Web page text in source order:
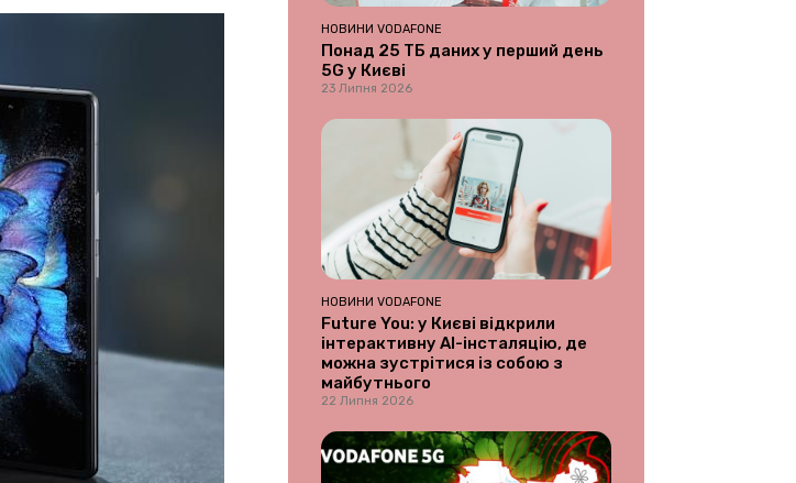
НОВИНИ VODAFONE
Понад 25 ТБ даних у перший день
5G у Києві
23 Липня 2026
НОВИНИ VODAFONE
Future You: у Києві відкрили
інтерактивну AI-інсталяцію, де
можна зустрітися із собою з
майбутнього
22 Липня 2026